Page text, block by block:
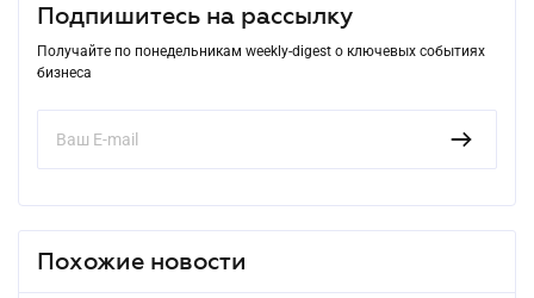
Подпишитесь на рассылку
Получайте по понедельникам weekly-digest о ключевых событиях
бизнеса
Похожие новости